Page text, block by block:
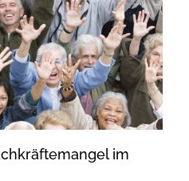
im